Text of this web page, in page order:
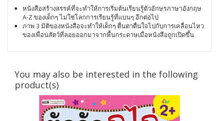
หนังสือสร้างสรรค์ที่จะทำให้การเริ่มต้นเรียนรู้ตัวอักษรภาษาอังกฤษ
A-Z ของเด็กๆ ไม่ใช่โลกการเรียนรู้ที่แบนๆ อีกต่อไป
ภาพ 3 มิติของหนังสือจะทำให้เด็กๆ ตื่นตาตื่นใจไปกับการเคลื่อนไหว
ของเพื่อนสัตว์ที่ลอยออกมาจากพื้นกระดาษเมื่อหนังสือถูกเปิดขึ้น
You may also be interested in the following
product(s)